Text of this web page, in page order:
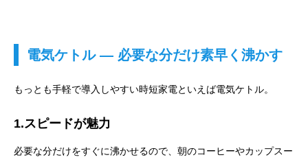
電気ケトル ― 必要な分だけ素早く沸かす
もっとも手軽で導入しやすい時短家電といえば電気ケトル。
1.スピードが魅力
必要な分だけをすぐに沸かせるので、朝のコーヒーやカップスー